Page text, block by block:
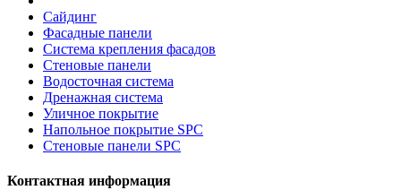
Сайдинг
Фасадные панели
Система крепления фасадов
Стеновые панели
Водосточная система
Дренажная система
Уличное покрытие
Напольное покрытие SPC
Стеновые панели SPC
Контактная информация